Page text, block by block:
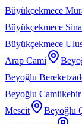
Büyükçekmece
Büyükçekmece
Büyükçekmece
Arap Cami
Beyoğlu
Beyoğlu Camiikebir
Mescit
Beyoğlu